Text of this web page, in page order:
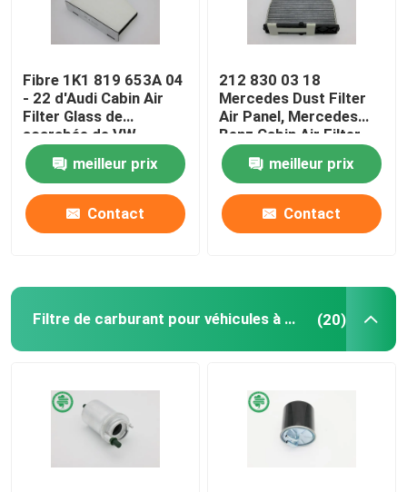
Filtres de puissance de générateur
Filtre de tracteur de pelouse
Filtres de moto
Fibre 1K1 819 653A 04
- 22 d'Audi Cabin Air
Filter Glass de
scarabée de VW
meilleur prix
Contact
212 830 03 18
Mercedes Dust Filter
Air Panel, Mercedes
Benz Cabin Air Filter
meilleur prix
Contact
Filtre de carburant pour véhicules à moteur (20)